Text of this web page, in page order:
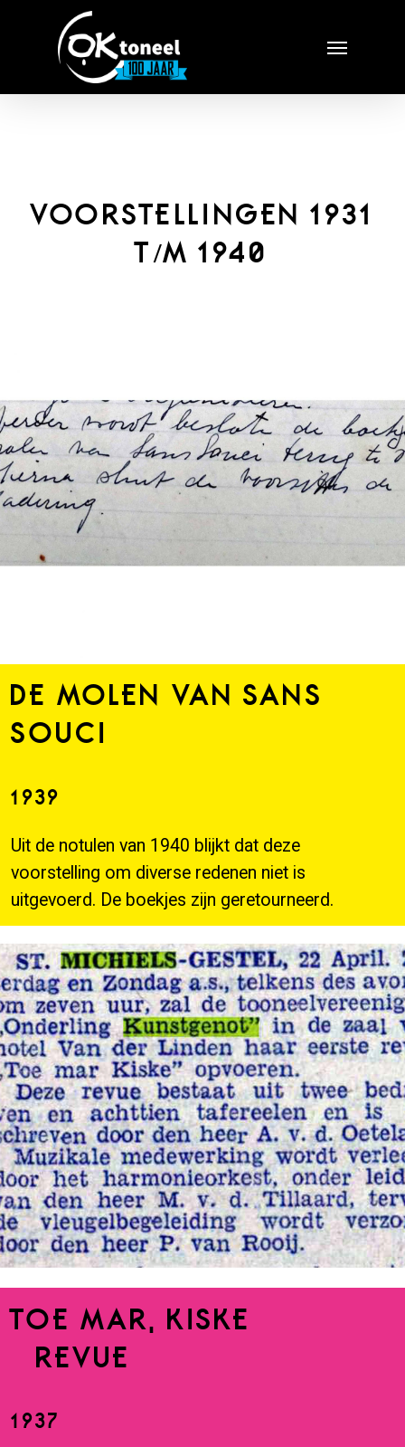
content
VOORSTELLINGEN 1931
T/M 1940
DE MOLEN VAN SANS
SOUCI
1939
Uit de notulen van 1940 blijkt dat deze
voorstelling om diverse redenen niet is
uitgevoerd. De boekjes zijn geretourneerd.
TOE MAR, KISKE
(REVUE)
1937